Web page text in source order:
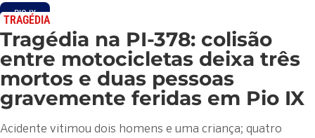
PIO IX
TRAGÉDIA
Tragédia na PI-378: colisão
entre motocicletas deixa três
mortos e duas pessoas
gravemente feridas em Pio IX
Acidente vitimou dois homens e uma criança; quatro